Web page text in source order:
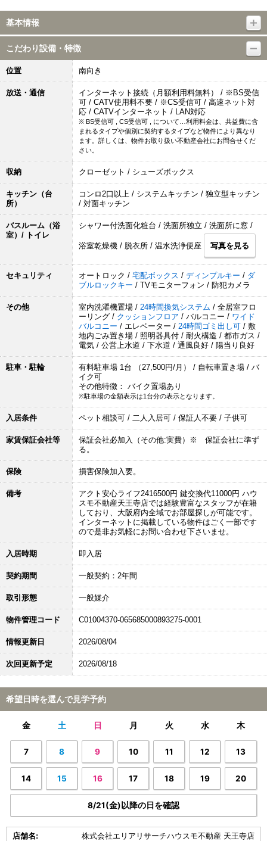
基本情報
こだわり設備・特徴
位置 南向き
放送・通信
インターネット接続（月額利用料無料） / ※BS受信
可 / CATV使用料不要 / ※CS受信可 / 高速ネット対
応 / CATVインターネット / LAN対応
※ BS受信可 , CS受信可 , について…利用料金は、共益費に含
まれるタイプや個別に契約するタイプなど物件により異なり
ます。詳しくは、物件お取り扱い不動産会社にお問合せくだ
さい。
収納 クローゼット / シューズボックス
キッチン（台
所）
コンロ2口以上 / システムキッチン / 独立型キッチン
/ 対面キッチン
バスルーム（浴
室）/ トイレ
シャワー付洗面化粧台 / 洗面所独立 / 洗面所に窓 /
浴室乾燥機 / 脱衣所 / 温水洗浄便座 写真を見る
セキュリティ オートロック / 宅配ボックス / ディンプルキー / ダ
ブルロックキー / TVモニターフォン / 防犯カメラ
その他 室内洗濯機置場 / 24時間換気システム / 全居室フロ
ーリング / クッションフロア / バルコニー / ワイド
バルコニー / エレベーター / 24時間ゴミ出し可 / 敷
地内ごみ置き場 / 照明器具付 / 耐火構造 / 都市ガス /
電気 / 公営上水道 / 下水道 / 通風良好 / 陽当り良好
駐車・駐輪
有料駐車場 1台 （27,500円/月） / 自転車置き場 / バ
イク可
その他特徴： バイク置場あり
※駐車場の金額表示は1台分の表示となります。
入居条件 ペット相談可 / 二人入居可 / 保証人不要 / 子供可
家賃保証会社等
保証会社必加入（その他:実費）※ 保証会社に準ず
る。
保険 損害保険加入要。
備考
アクト安心ライフ2416500円 鍵交換代11000円 ハウ
スモ不動産天王寺店では経験豊富なスタッフが在籍
しており、大阪府内全域でお部屋探しが可能です。
インターネットに掲載している物件はごく一部です
ので是非お気軽にお問い合わせ下さいませ。
入居時期 即入居
契約期間 一般契約：2年間
取引形態 一般媒介
物件管理コード C01004370-065685000893275-0001
情報更新日 2026/08/04
次回更新予定 2026/08/18
希望日時を選んで見学予約
金 土 日 月 火 水 木
7 8 9 10 11 12 13
14 15 16 17 18 19 20
8/21(金)以降の日を確認
店舗名: 株式会社エリアリサーチハウスモ不動産 天王寺店